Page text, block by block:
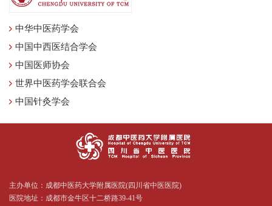
中华中医药学会
中国中西医结合学会
中国医师协会
世界中医药学会联合会
中国针灸学会
主办单位：成都中医药大学附属医院(四川省中医医院)
医院地址：成都市金牛区十二桥路39-41号